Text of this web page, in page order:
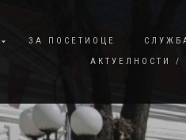
ЗА ПОСЕТИОЦЕ
АКТУЕЛНОСТИ /